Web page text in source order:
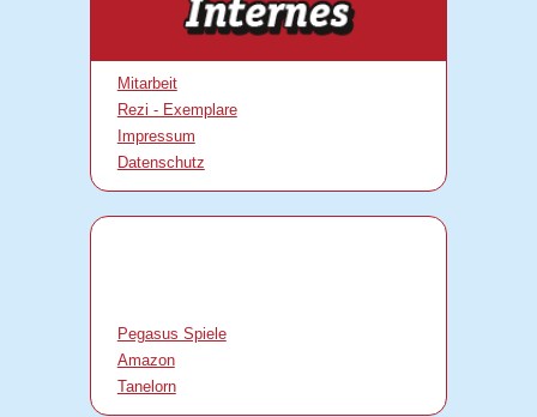
Mitarbeit
Rezi - Exemplare
Impressum
Datenschutz
Pegasus Spiele
Amazon
Tanelorn